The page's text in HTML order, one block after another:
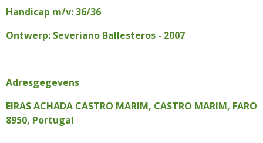
Handicap m/v: 36/36
Ontwerp: Severiano Ballesteros - 2007
Adresgegevens
EIRAS ACHADA CASTRO MARIM, CASTRO MARIM, FARO
8950, Portugal